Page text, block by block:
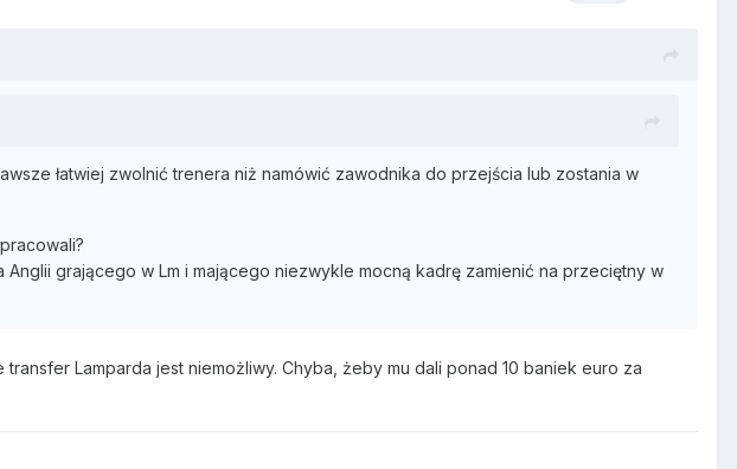
łatwiej zwolnić trenera niż namówić zawodnika do przejścia lub zostania w
grającego w Lm i mającego niezwykle mocną kadrę zamienić na przeciętny w
Lamparda jest niemożliwy. Chyba, żeby mu dali ponad 10 baniek euro za